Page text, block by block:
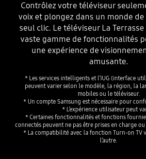
Contrôlez votre téléviseur
voix et plongez dans un monde
seul clic. Le téléviseur La Terrasse
vaste gamme de fonctionnalités
une expérience de
amusante.
* Les services intelligents et l’IUG (interface
peuvent varier selon le modèle, la région, la
mobiles ou le téléviseur.
* Un compte Samsung est nécessaire pour
* L’expérience utilisateur peut
* Certaines fonctionnalités et fonctions
connectés peuvent ne pas être prises en charge
* La compatibilité avec la fonction Turn-on TV
l’autre.